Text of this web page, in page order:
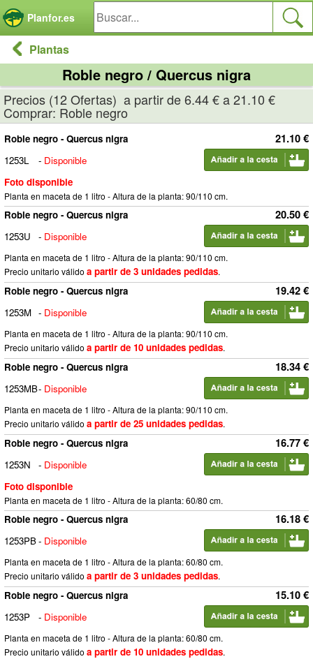
Planfor.es
Plantas
Roble negro / Quercus nigra
Precios (12 Ofertas) a partir de 6.44 € a 21.10 €
Comprar: Roble negro
21.10 €
Roble negro - Quercus nigra
1253L
- Disponible
Foto disponible
Planta en maceta de 1 litro - Altura de la planta: 90/110 cm.
20.50 €
Roble negro - Quercus nigra
1253U
- Disponible
Planta en maceta de 1 litro - Altura de la planta: 90/110 cm.
Precio unitario válido a partir de 3 unidades pedidas.
19.42 €
Roble negro - Quercus nigra
1253M - Disponible
Planta en maceta de 1 litro - Altura de la planta: 90/110 cm.
Precio unitario válido a partir de 10 unidades pedidas.
18.34 €
Roble negro - Quercus nigra
1253MB- Disponible
Planta en maceta de 1 litro - Altura de la planta: 90/110 cm.
Precio unitario válido a partir de 25 unidades pedidas.
16.77 €
Roble negro - Quercus nigra
1253N
- Disponible
Foto disponible
Planta en maceta de 1 litro - Altura de la planta: 60/80 cm.
16.18 €
Roble negro - Quercus nigra
1253PB- Disponible
Planta en maceta de 1 litro - Altura de la planta: 60/80 cm.
Precio unitario válido a partir de 3 unidades pedidas.
15.10 €
Roble negro - Quercus nigra
1253P
- Disponible
Planta en maceta de 1 litro - Altura de la planta: 60/80 cm.
Precio unitario válido a partir de 10 unidades pedidas.
Panel de gestión de cookies